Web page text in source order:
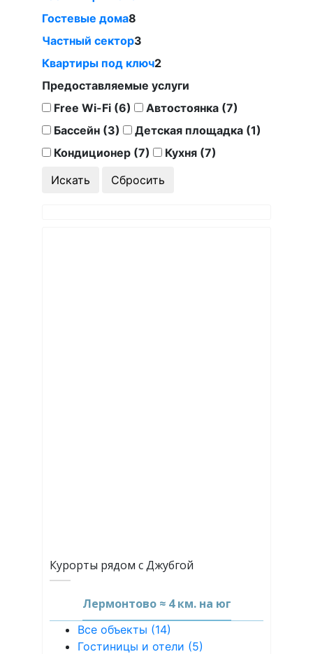
Гостевые дома8
Частный сектор3
Квартиры под ключ2
Предоставляемые услуги
Free Wi-Fi (6)
Автостоянка (7)
Бассейн (3)
Детская площадка (1)
Кондиционер (7)
Кухня (7)
Курорты рядом с Джубгой
Лермонтово ≈ 4 км. на юг
Все объекты (14)
Гостиницы и отели (5)